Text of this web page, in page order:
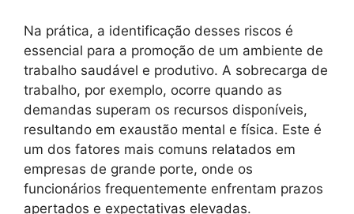
Na prática, a identificação desses riscos é
essencial para a promoção de um ambiente de
trabalho saudável e produtivo. A sobrecarga de
trabalho, por exemplo, ocorre quando as
demandas superam os recursos disponíveis,
resultando em exaustão mental e física. Este é
um dos fatores mais comuns relatados em
empresas de grande porte, onde os
funcionários frequentemente enfrentam prazos
apertados e expectativas elevadas.